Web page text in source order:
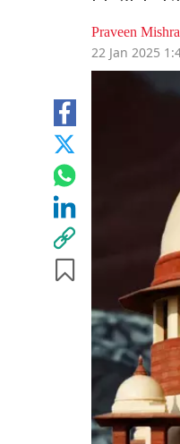
Praveen Mishra
22 Jan 2025